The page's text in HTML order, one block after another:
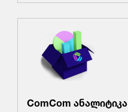
ComCom ანალიტიკა